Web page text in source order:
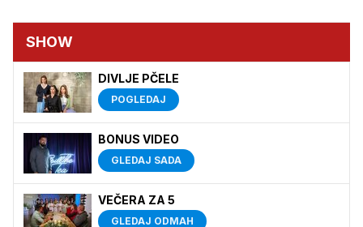
SHOW
DIVLJE PČELE
POGLEDAJ
BONUS VIDEO
GLEDAJ SADA
VEČERA ZA 5
GLEDAJ ODMAH